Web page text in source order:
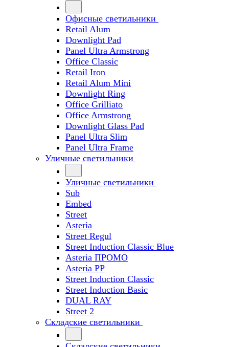
Офисные светильники
Retail Alum
Downlight Pad
Panel Ultra Armstrong
Office Classic
Retail Iron
Retail Alum Mini
Downlight Ring
Office Grilliato
Office Armstrong
Downlight Glass Pad
Panel Ultra Slim
Panel Ultra Frame
Уличные светильники
Уличные светильники
Sub
Embed
Street
Asteria
Street Regul
Street Induction Classic Blue
Asteria ПРОМО
Asteria PP
Street Induction Classic
Street Induction Basic
DUAL RAY
Street 2
Складские светильники